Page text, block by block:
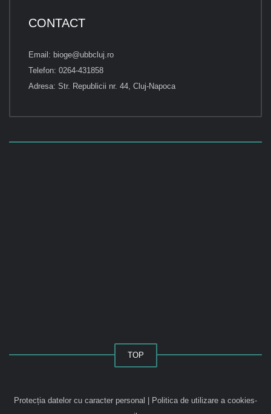
CONTACT
Email: bioge@ubbcluj.ro
Telefon: 0264-431858
Adresa: Str. Republicii nr. 44, Cluj-Napoca
TOP
Protecția datelor cu caracter personal
Politica de utilizare a cookies-